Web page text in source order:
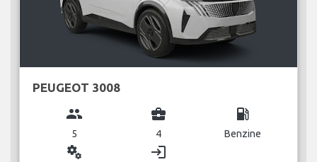
PEUGEOT 3008
group
5
business_center
4
local_gas_station
Benzine
miscellaneous_services login